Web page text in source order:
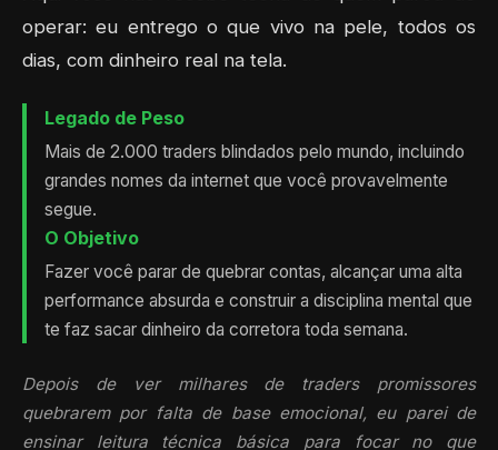
operar: eu entrego o que vivo na pele, todos os
dias, com dinheiro real na tela.
Legado de Peso
Mais de 2.000 traders blindados pelo mundo, incluindo
grandes nomes da internet que você provavelmente
segue.
O Objetivo
Fazer você parar de quebrar contas, alcançar uma alta
performance absurda e construir a disciplina mental que
te faz sacar dinheiro da corretora toda semana.
Depois de ver milhares de traders promissores
quebrarem por falta de base emocional, eu parei de
ensinar leitura técnica básica para focar no que